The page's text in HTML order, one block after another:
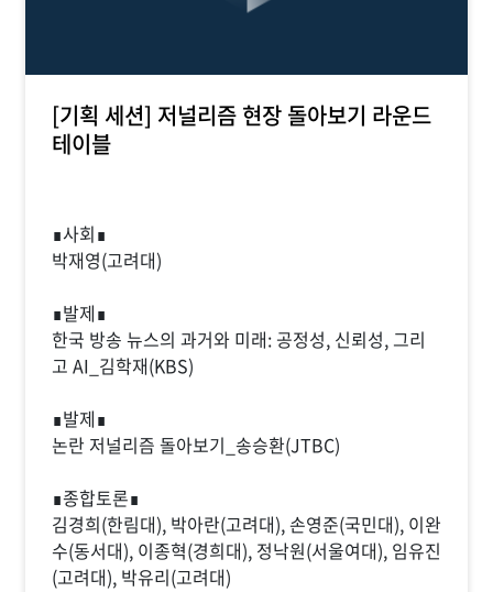
[기획 세션] 저널리즘 현장 돌아보기 라운드
테이블
∎사회∎
박재영(고려대)
∎발제∎
한국 방송 뉴스의 과거와 미래: 공정성, 신뢰성, 그리
고 AI_김학재(KBS)
∎발제∎
논란 저널리즘 돌아보기_송승환(JTBC)
∎종합토론∎
김경희(한림대), 박아란(고려대), 손영준(국민대), 이완
수(동서대), 이종혁(경희대), 정낙원(서울여대), 임유진
(고려대), 박유리(고려대)